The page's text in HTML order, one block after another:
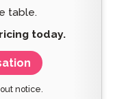
table.
today.
notice.